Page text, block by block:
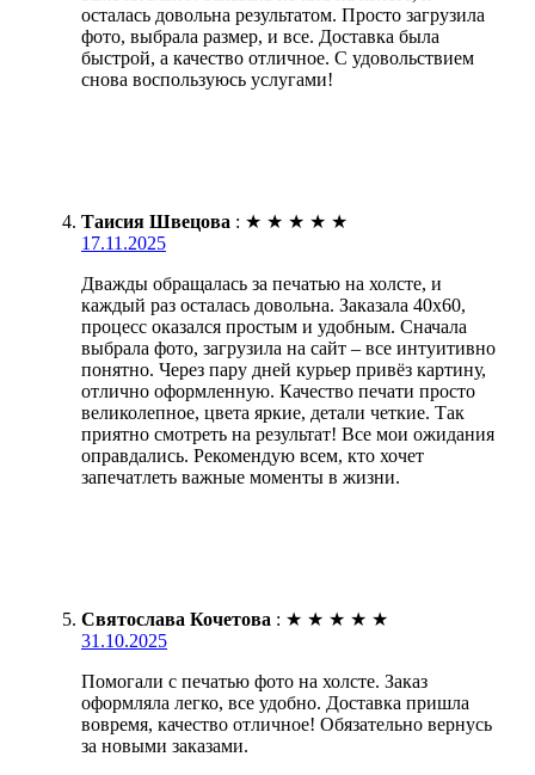
осталась довольна результатом. Просто загрузила
фото, выбрала размер, и все. Доставка была
быстрой, а качество отличное. С удовольствием
снова воспользуюсь услугами!
Таисия Швецова : ★ ★ ★ ★ ★
17.11.2025
Дважды обращалась за печатью на холсте, и
каждый раз осталась довольна. Заказала 40х60,
процесс оказался простым и удобным. Сначала
выбрала фото, загрузила на сайт – все интуитивно
понятно. Через пару дней курьер привёз картину,
отлично оформленную. Качество печати просто
великолепное, цвета яркие, детали четкие. Так
приятно смотреть на результат! Все мои ожидания
оправдались. Рекомендую всем, кто хочет
запечатлеть важные моменты в жизни.
Святослава Кочетова : ★ ★ ★ ★ ★
31.10.2025
Помогали с печатью фото на холсте. Заказ
оформляла легко, все удобно. Доставка пришла
вовремя, качество отличное! Обязательно вернусь
за новыми заказами.